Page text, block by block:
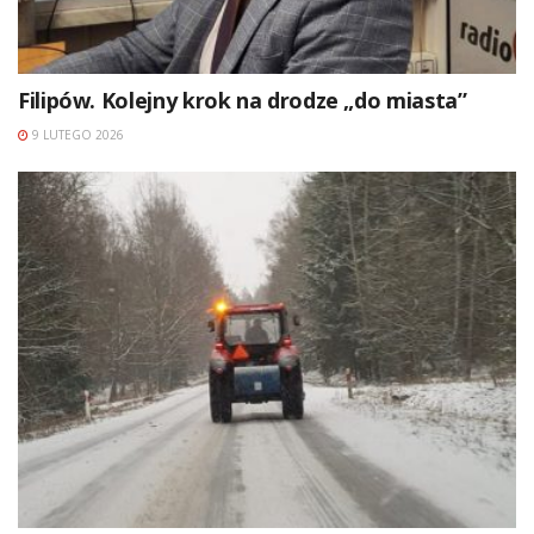
Filipów. Kolejny krok na drodze „do miasta”
9 LUTEGO 2026